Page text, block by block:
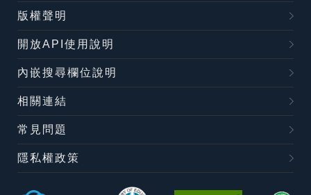
版權聲明
開放API使用說明
內嵌搜尋欄位說明
相關連結
常見問題
隱私權政策